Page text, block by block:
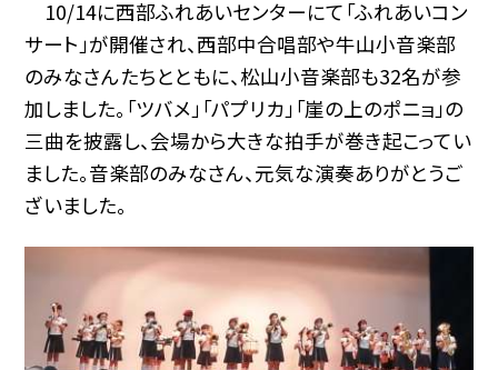
10/14に西部ふれあいセンターにて「ふれあいコン
サート」が開催され、西部中合唱部や牛山小音楽部
のみなさんたちとともに、松山小音楽部も32名が参
加しました。「ツバメ」「パプリカ」「崖の上のポニョ」の
三曲を披露し、会場から大きな拍手が巻き起こってい
ました。音楽部のみなさん、元気な演奏ありがとうご
ざいました。